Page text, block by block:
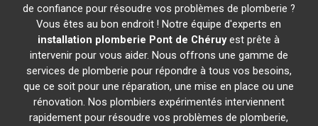
de confiance pour résoudre vos problèmes de plomberie ?
Vous êtes au bon endroit ! Notre équipe d'experts en
installation plomberie Pont de Chéruyest prête à
intervenir pour vous aider. Nous offrons une gamme de
services de plomberie pour répondre à tous vos besoins,
que ce soit pour une réparation, une mise en place ou une
rénovation. Nos plombiers expérimentés interviennent
rapidement pour résoudre vos problèmes de plomberie,